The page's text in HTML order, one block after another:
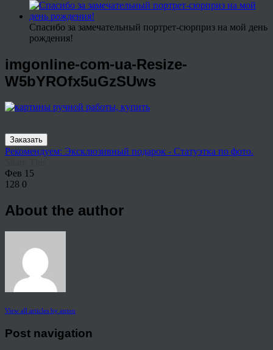
Спасибо за замечательный портрет-сюрприз на мой день
рождения!
imgonline-com-ua-Resize-
W5bYROfx5uGzSUws
Заказать
Рекомендуем: Эксклюзивный подарок - Статуэтка по фото.
Фев 15
128 0
About the author
View all articles by anton
Post navigation